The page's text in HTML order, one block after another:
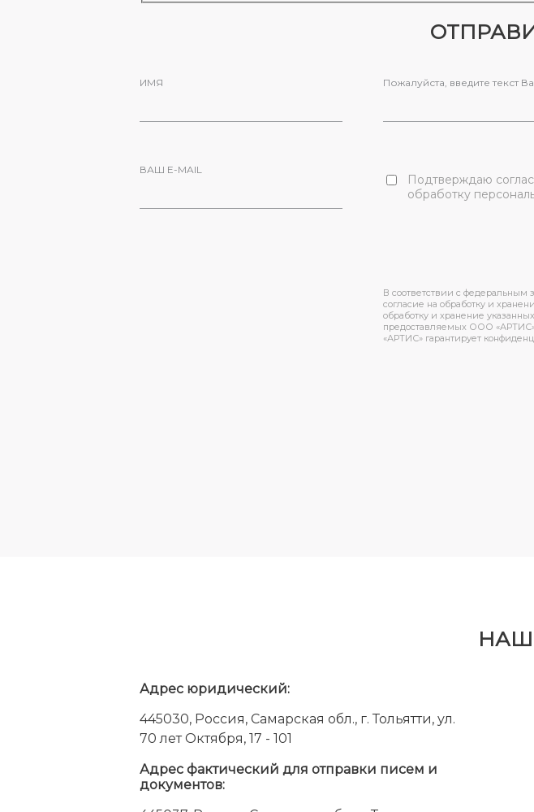
ИМЯ
ВАШ E-MAIL
Пожалуйста, введите текст
Подтверждаю
обработку
В соответствии с федеральным
согласие на обработку и
обработку и хранение
предоставляемых ООО
«АРТИС» гарантирует
НАШ
Адрес юридический:
445030, Россия, Самарская обл., г. Тольятти, ул.
70 лет Октября, 17 - 101
Адрес фактический для отправки писем и
документов: